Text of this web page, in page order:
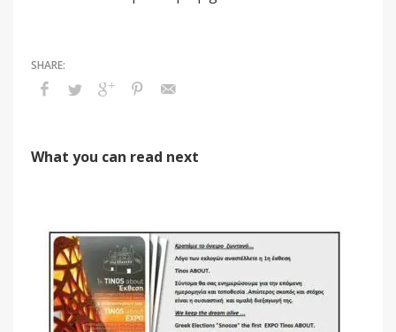
What you can read next